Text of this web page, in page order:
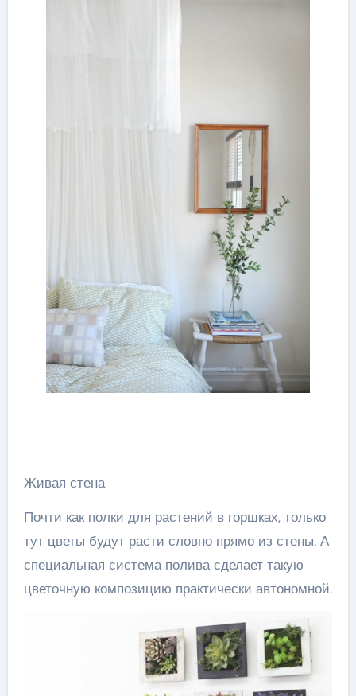
Живая стена
Почти как полки для растений в горшках, только
тут цветы будут расти словно прямо из стены. А
специальная система полива сделает такую
цветочную композицию практически автономной.